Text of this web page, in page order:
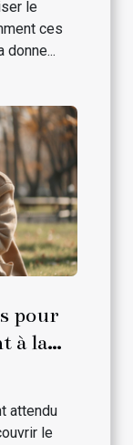
le
ces
donne...
pour
à la
attendu
le